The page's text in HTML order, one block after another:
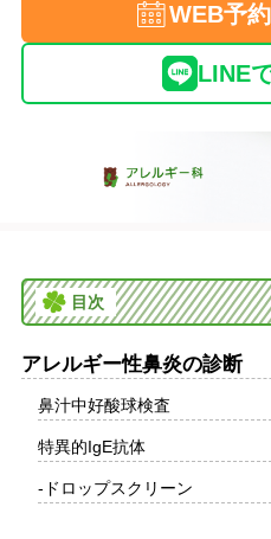
WEB予
LINE
目次
アレルギー性鼻炎の診断
鼻汁中好酸球検査
特異的IgE抗体
-ドロップスクリーン